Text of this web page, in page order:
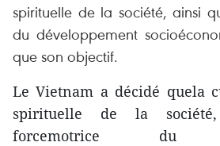
spirituelle de la société, ainsi
du développement
que son objectif.
Le Vietnam a décidé quela
spirituelle de la
forcemotrice du